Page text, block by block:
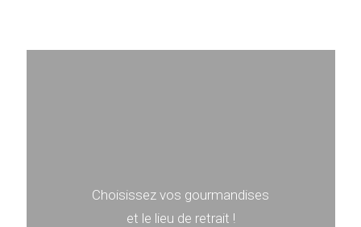
Choisissez vos gourmandises
et le lieu de retrait !